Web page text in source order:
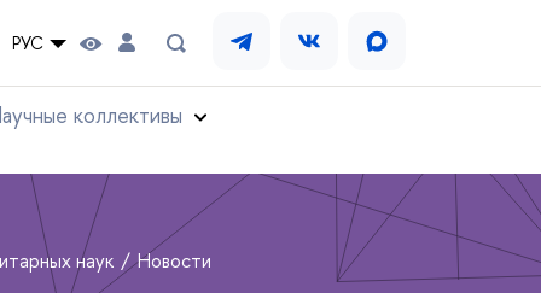
РУС
коллективы
наук Новости